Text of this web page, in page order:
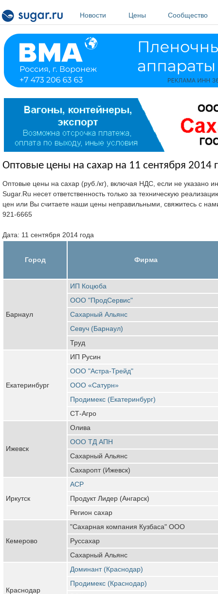
Новости
Цены Сообщество
Оптовые цены на сахар на 11 сентября 2014
Оптовые цены на сахар (руб./кг), включая НДС, если не указано
Sugar.Ru несет ответственность только за техническую
цен или Вы считаете наши цены неправильными, свяжитесь с
921-6665
Дата: 11 сентября 2014 года
Город Фирма
Барнаул
ИП Коцюба
ООО "ПродСервис"
Сахарный Альянс
Севуч (Барнаул)
Труд
Екатеринбург
ИП Русин
ООО "Астра-Трейд"
ООО «Сатурн»
Продимекс (Екатеринбург)
СТ-Агро
Ижевск
Олива
ООО ТД АПН
Сахарный Альянс
Сахаропт (Ижевск)
Иркутск
АСР
Продукт Лидер (Ангарск)
Регион сахар
Кемерово
"Сахарная компания Кузбаса" ООО
Руссахар
Сахарный Альянс
Краснодар
Доминант (Краснодар)
Продимекс (Краснодар)